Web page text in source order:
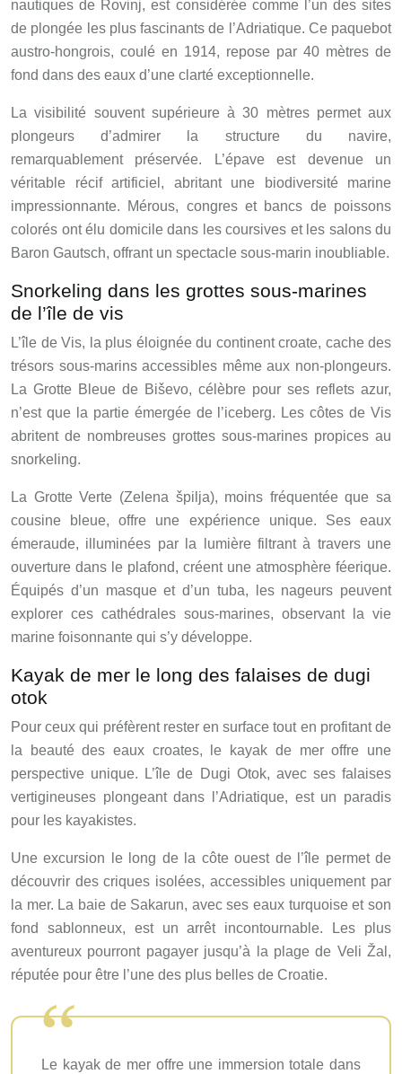
nautiques de Rovinj, est considérée comme l’un des sites
de plongée les plus fascinants de l’Adriatique. Ce paquebot
austro-hongrois, coulé en 1914, repose par 40 mètres de
fond dans des eaux d’une clarté exceptionnelle.
La visibilité souvent supérieure à 30 mètres permet aux
plongeurs d’admirer la structure du navire,
remarquablement préservée. L’épave est devenue un
véritable récif artificiel, abritant une biodiversité marine
impressionnante. Mérous, congres et bancs de poissons
colorés ont élu domicile dans les coursives et les salons du
Baron Gautsch, offrant un spectacle sous-marin inoubliable.
Snorkeling dans les grottes sous-marines
de l’île de vis
L’île de Vis, la plus éloignée du continent croate, cache des
trésors sous-marins accessibles même aux non-plongeurs.
La Grotte Bleue de Biševo, célèbre pour ses reflets azur,
n’est que la partie émergée de l’iceberg. Les côtes de Vis
abritent de nombreuses grottes sous-marines propices au
snorkeling.
La Grotte Verte (Zelena špilja), moins fréquentée que sa
cousine bleue, offre une expérience unique. Ses eaux
émeraude, illuminées par la lumière filtrant à travers une
ouverture dans le plafond, créent une atmosphère féerique.
Équipés d’un masque et d’un tuba, les nageurs peuvent
explorer ces cathédrales sous-marines, observant la vie
marine foisonnante qui s’y développe.
Kayak de mer le long des falaises de dugi
otok
Pour ceux qui préfèrent rester en surface tout en profitant de
la beauté des eaux croates, le kayak de mer offre une
perspective unique. L’île de Dugi Otok, avec ses falaises
vertigineuses plongeant dans l’Adriatique, est un paradis
pour les kayakistes.
Une excursion le long de la côte ouest de l’île permet de
découvrir des criques isolées, accessibles uniquement par
la mer. La baie de Sakarun, avec ses eaux turquoise et son
fond sablonneux, est un arrêt incontournable. Les plus
aventureux pourront pagayer jusqu’à la plage de Veli Žal,
réputée pour être l’une des plus belles de Croatie.
Le kayak de mer offre une immersion totale dans